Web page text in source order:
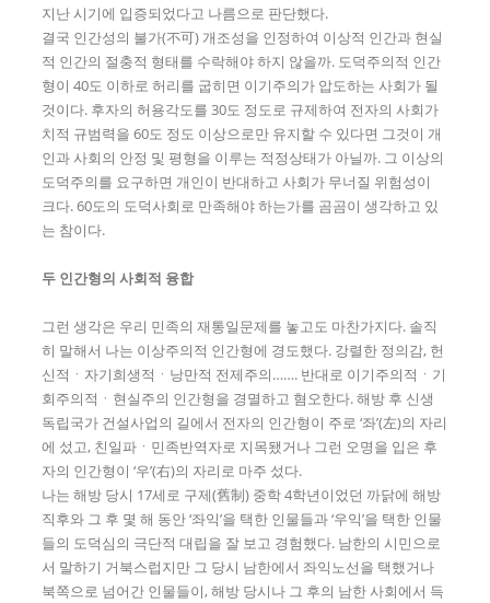
지난 시기에 입증되었다고 나름으로 판단했다.
결국 인간성의 불가(不可) 개조성을 인정하여 이상적 인간과 현실
적 인간의 절충적 형태를 수락해야 하지 않을까. 도덕주의적 인간
형이 40도 이하로 허리를 굽히면 이기주의가 압도하는 사회가 될
것이다. 후자의 허용각도를 30도 정도로 규제하여 전자의 사회가
치적 규범력을 60도 정도 이상으로만 유지할 수 있다면 그것이 개
인과 사회의 안정 및 평형을 이루는 적정상태가 아닐까. 그 이상의
도덕주의를 요구하면 개인이 반대하고 사회가 무너질 위험성이
크다. 60도의 도덕사회로 만족해야 하는가를 곰곰이 생각하고 있
는 참이다.
두 인간형의 사회적 융합
그런 생각은 우리 민족의 재통일문제를 놓고도 마찬가지다. 솔직
히 말해서 나는 이상주의적 인간형에 경도했다. 강렬한 정의감, 헌
신적ㆍ자기희생적ㆍ낭만적 전제주의……. 반대로 이기주의적ㆍ기
회주의적ㆍ현실주의 인간형을 경멸하고 혐오한다. 해방 후 신생
독립국가 건설사업의 길에서 전자의 인간형이 주로 ‘좌’(左)의 자리
에 섰고, 친일파ㆍ민족반역자로 지목됐거나 그런 오명을 입은 후
자의 인간형이 ‘우’(右)의 자리로 마주 섰다.
나는 해방 당시 17세로 구제(舊制) 중학 4학년이었던 까닭에 해방
직후와 그 후 몇 해 동안 ‘좌익’을 택한 인물들과 ‘우익’을 택한 인물
들의 도덕심의 극단적 대립을 잘 보고 경험했다. 남한의 시민으로
서 말하기 거북스럽지만 그 당시 남한에서 좌익노선을 택했거나
북쪽으로 넘어간 인물들이, 해방 당시나 그 후의 남한 사회에서 득